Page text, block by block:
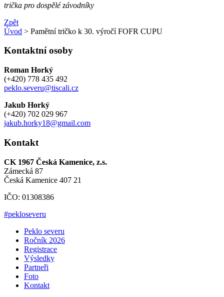
trička pro dospělé závodníky
Zpět
Úvod > Pamětní tričko k 30. výročí FOFR CUPU
Kontaktní osoby
Roman Horký
(+420) 778 435 492
peklo.severu@tiscali.cz
Jakub Horký
(+420) 702 029 967
jakub.horky18@gmail.com
Kontakt
CK 1967 Česká Kamenice, z.s.
Zámecká 87
Česká Kamenice 407 21
IČO: 01308386
#pekloseveru
Peklo severu
Ročník 2026
Registrace
Výsledky
Partneři
Foto
Kontakt